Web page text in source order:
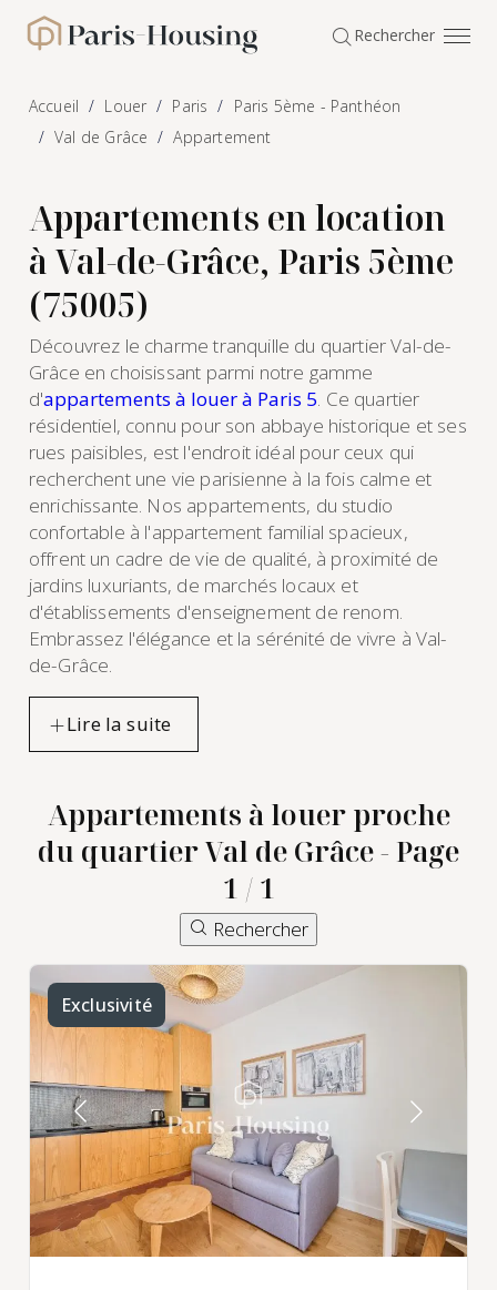
Paris-Housing - Accueil Rechercher
Accueil Louer Paris
Paris 5ème - Panthéon
Val de Grâce
Appartement
Appartements en location
à Val-de-Grâce, Paris 5ème
(75005)
Découvrez le charme tranquille du quartier Val-de-
Grâce en choisissant parmi notre gamme
d'appartements à louer à Paris 5. Ce quartier
résidentiel, connu pour son abbaye historique et ses
rues paisibles, est l'endroit idéal pour ceux qui
recherchent une vie parisienne à la fois calme et
enrichissante. Nos appartements, du studio
confortable à l'appartement familial spacieux,
offrent un cadre de vie de qualité, à proximité de
jardins luxuriants, de marchés locaux et
d'établissements d'enseignement de renom.
Embrassez l'élégance et la sérénité de vivre à Val-
de-Grâce.
location
d'appartement
meublé à Val
Appartements à louer proche
du quartier Val de Grâce - Page
1 / 1
Rechercher
Exclusivité
Panneau de gestion des cookies